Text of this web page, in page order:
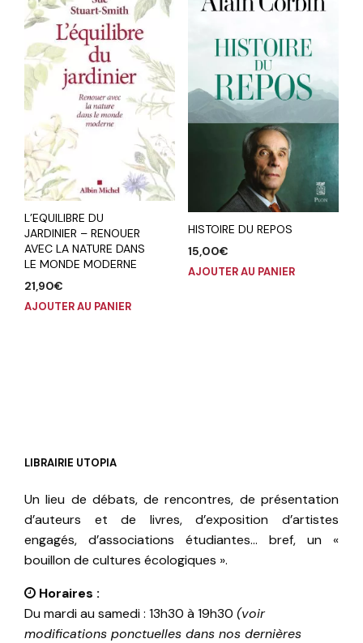
L’EQUILIBRE DU
JARDINIER – RENOUER
AVEC LA NATURE DANS
LE MONDE MODERNE
21,90€
AJOUTER AU PANIER
HISTOIRE DU REPOS
15,00€
AJOUTER AU PANIER
LIBRAIRIE UTOPIA
Un lieu de débats, de rencontres, de présentation
d’auteurs et de livres, d’exposition d’artistes
engagés, d’associations étudiantes… bref, un «
bouillon de cultures écologiques ».
Horaires :
Du mardi au samedi : 13h30 à 19h30 (voir
modifications ponctuelles dans nos dernières